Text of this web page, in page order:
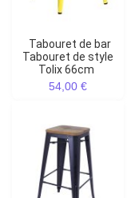
Tabouret de bar
Tabouret de style
Tolix 66cm
54,00 €